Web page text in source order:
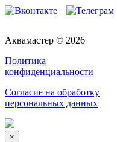
Аквамастер © 2026
Политика
конфиденциальности
Согласие на обработку
персональных данных
×